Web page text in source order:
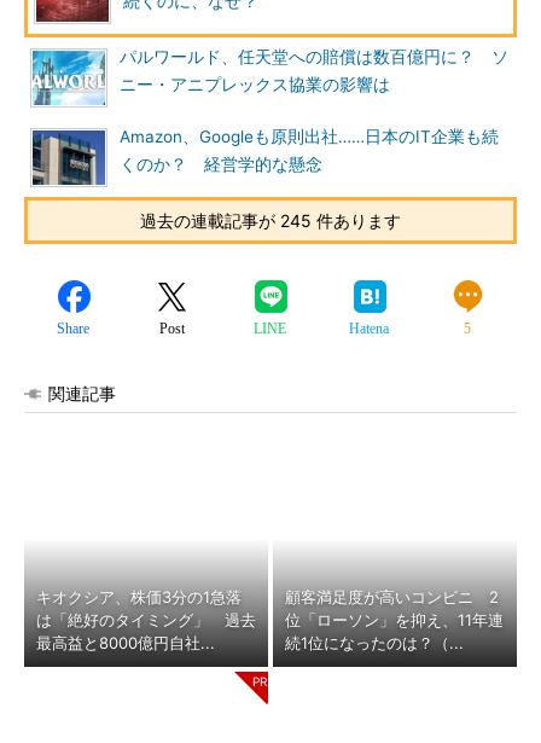
パルワールド、任天堂への賠償は数百億円に？ ソ
ニー・アニプレックス協業の影響は
Amazon、Googleも原則出社……日本のIT企業も続
くのか？ 経営学的な懸念
過去の連載記事が 245 件あります
Share Post LINE Hatena 5
関連記事
キオクシア、株価3分の1急落
は「絶好のタイミング」 過去
最高益と8000億円自社...
顧客満足度が高いコンビニ 2
位「ローソン」を抑え、11年連
続1位になったのは？（...